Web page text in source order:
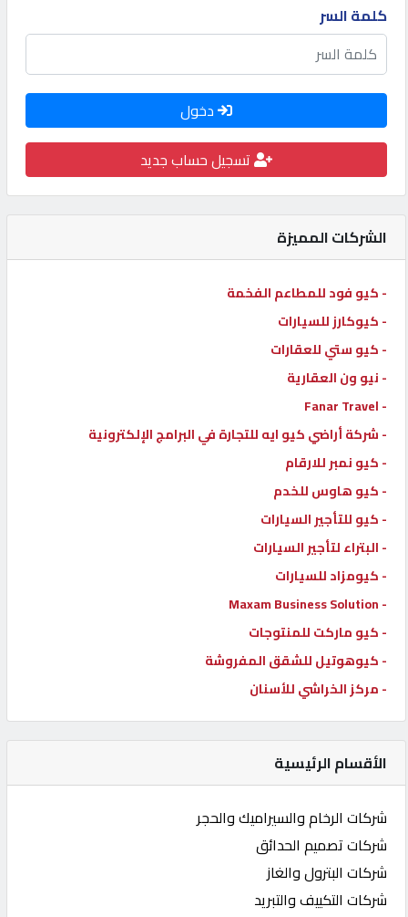
كيو
نمبر
كيو
كارز
كيو
ماركت
الدليل
القطري
POWERED
QHOST
كلمة السر
دخول
تسجيل حساب جديد
الشركات المميزة
- كيو فود للمطاعم الفخمة
- كيوكارز للسيارات
- كيو ستي للعقارات
- نيو ون العقارية
- Fanar Travel
- شركة أراضي كيو ايه للتجارة في البرامج الإلكترونية
- كيو نمبر للارقام
- كيو هاوس للخدم
- كيو للتأجير السيارات
- البتراء لتأجير السيارات
- كيومزاد للسيارات
- Maxam Business Solution
- كيو ماركت للمنتوجات
- كيوهوتيل للشقق المفروشة
- مركز الخراشي للأسنان
الأقسام الرئيسية
شركات الرخام والسيراميك والحجر
شركات تصميم الحدائق
شركات البترول والغاز
شركات التكييف والتبريد